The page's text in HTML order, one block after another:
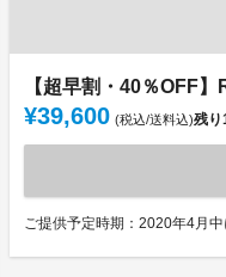
【超早割・40％OFF
¥39,600 (税込/送料込)残り
ご提供予定時期：2020年4月